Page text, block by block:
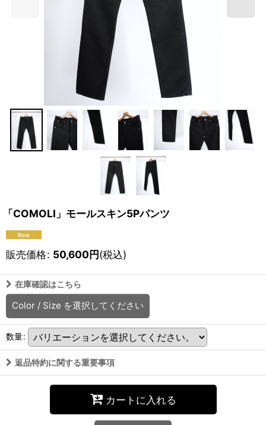
「COMOLI」モールスキン5Pパンツ
販売価格: 50,600円(税込)
在庫確認はこちら
Color / Size を選択してください
数量:
返品特約に関する重要事項
カートに入れる